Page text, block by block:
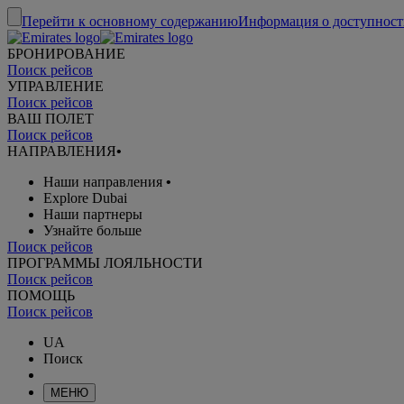
Перейти к основному содержаниюИнформация о
БРОНИРОВАНИЕ
Поиск рейсов
УПРАВЛЕНИЕ
Поиск рейсов
ВАШ ПОЛЕТ
Поиск рейсов
НАПРАВЛЕНИЯ•
Наши направления •
Explore Dubai
Наши партнеры
Узнайте больше
Поиск рейсов
ПРОГРАММЫ ЛОЯЛЬНОСТИ
Поиск рейсов
ПОМОЩЬ
Поиск рейсов
UA
Поиск
МЕНЮ